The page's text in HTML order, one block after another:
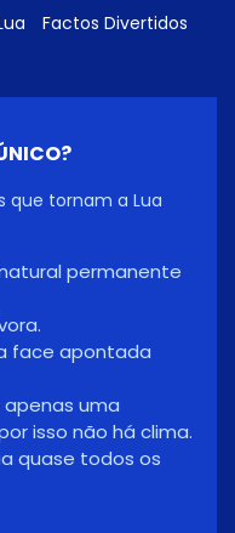
Factos Divertidos
que tornam a Lua
permanente
face apontada
uma
isso não há clima.
quase todos os